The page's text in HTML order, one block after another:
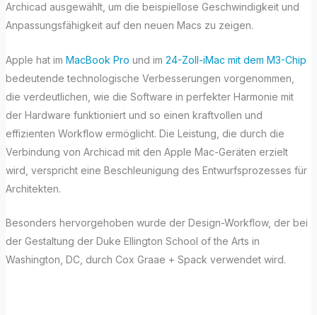
Archicad ausgewählt, um die beispiellose Geschwindigkeit und
Anpassungsfähigkeit auf den neuen Macs zu zeigen.
Apple hat im MacBook Pro und im 24-Zoll-iMac mit dem M3-Chip
bedeutende technologische Verbesserungen vorgenommen,
die verdeutlichen, wie die Software in perfekter Harmonie mit
der Hardware funktioniert und so einen kraftvollen und
effizienten Workflow ermöglicht. Die Leistung, die durch die
Verbindung von Archicad mit den Apple Mac-Geräten erzielt
wird, verspricht eine Beschleunigung des Entwurfsprozesses für
Architekten.
Besonders hervorgehoben wurde der Design-Workflow, der bei
der Gestaltung der Duke Ellington School of the Arts in
Washington, DC, durch Cox Graae + Spack verwendet wird.